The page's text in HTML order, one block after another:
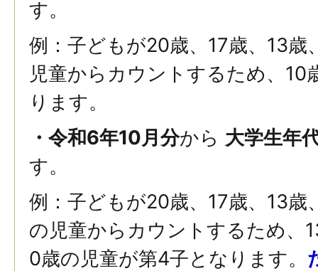
す。
例：子どもが20歳、17歳、13
児童からカウントするため、10
ります。
・令和6年10月分から 大学生年
す。
例：子どもが20歳、17歳、13
の児童からカウントするため、
0歳の児童が第4子となります。